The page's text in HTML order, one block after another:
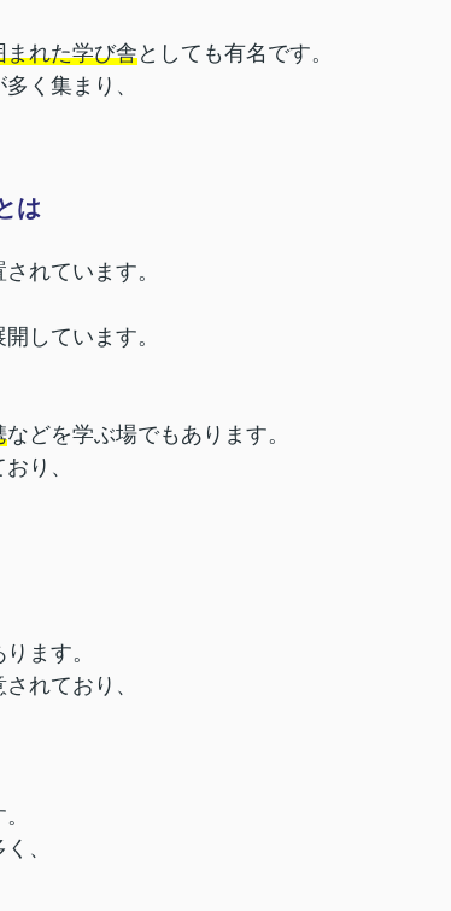
まれた学び舎としても有名です。
く集まり、
は
れています。
しています。
などを学ぶ場でもあります。
り、
ます。
れており、
、